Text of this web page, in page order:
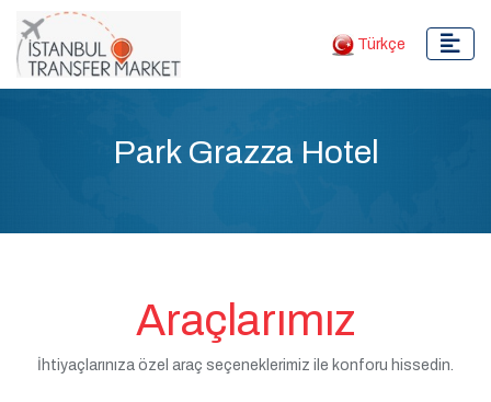
Türkçe
Park Grazza Hotel
Araçlarımız
İhtiyaçlarınıza özel araç seçeneklerimiz ile konforu hissedin.